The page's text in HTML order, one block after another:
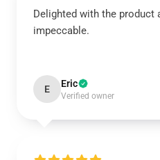
Delighted with the product
impeccable.
E Eric
Verified owner